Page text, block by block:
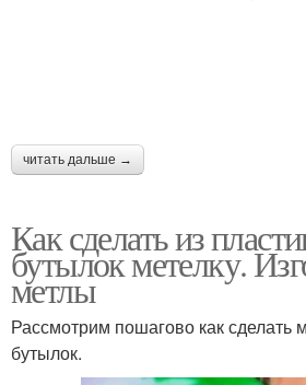
читать дальше →
Как сделать из
бутылок метелку.
метлы
Рассмотрим пошагово как сделать
бутылок.